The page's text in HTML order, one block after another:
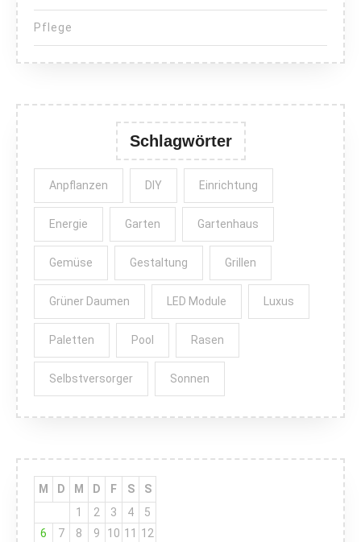
Pflege
Schlagwörter
Anpflanzen DIY Einrichtung
Energie Garten Gartenhaus
Gemüse Gestaltung Grillen
Grüner Daumen LED Module Luxus
Paletten Pool Rasen
Selbstversorger Sonnen
M D M D F S
S
1
2 3 4
5
6
7 8 9 10 11 12